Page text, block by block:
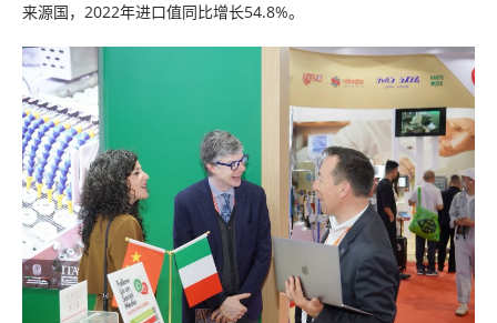
来源国，2022年进口值同比增长54.8%。